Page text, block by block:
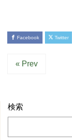
Facebook Twitter
« Prev
検索